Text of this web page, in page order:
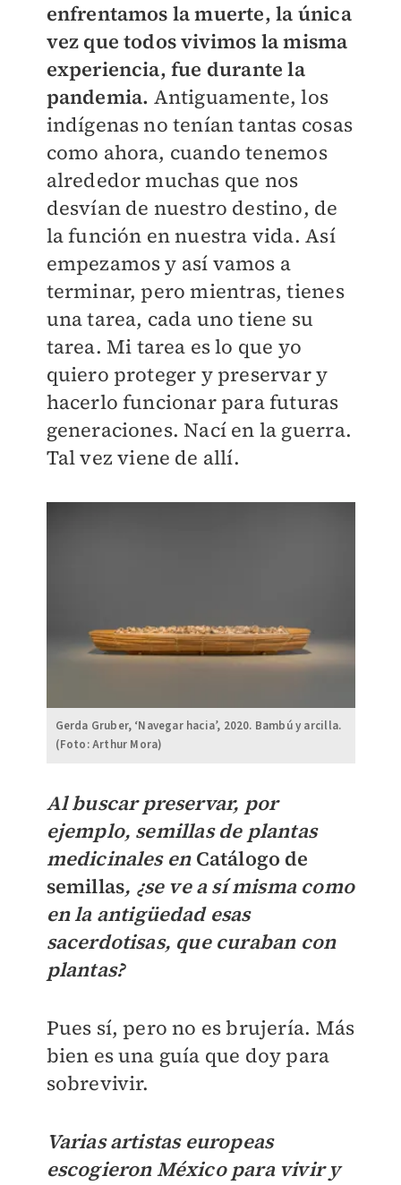
enfrentamos la muerte, la única
vez que todos vivimos la misma
experiencia, fue durante la
pandemia. Antiguamente, los
indígenas no tenían tantas cosas
como ahora, cuando tenemos
alrededor muchas que nos
desvían de nuestro destino, de
la función en nuestra vida. Así
empezamos y así vamos a
terminar, pero mientras, tienes
una tarea, cada uno tiene su
tarea. Mi tarea es lo que yo
quiero proteger y preservar y
hacerlo funcionar para futuras
generaciones. Nací en la guerra.
Tal vez viene de allí.
Gerda Gruber, ‘Navegar hacia’, 2020. Bambú y arcilla.
(Foto: Arthur Mora)
Al buscar preservar, por
ejemplo, semillas de plantas
medicinales en Catálogo de
semillas, ¿se ve a sí misma como
en la antigüedad esas
sacerdotisas, que curaban con
plantas?
Pues sí, pero no es brujería. Más
bien es una guía que doy para
sobrevivir.
Varias artistas europeas
escogieron México para vivir y